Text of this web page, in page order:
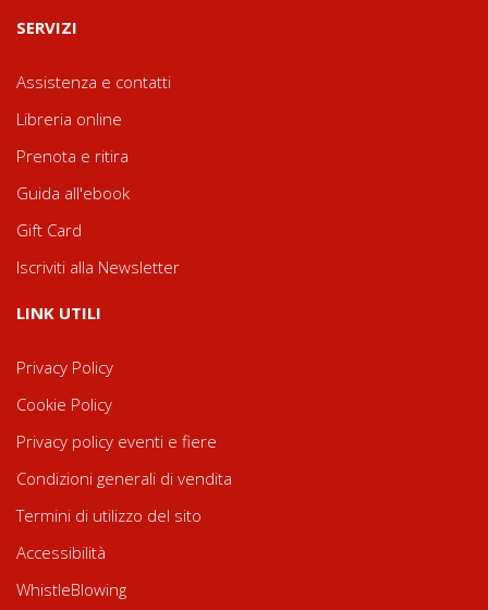
SERVIZI
Assistenza e contatti
Libreria online
Prenota e ritira
Guida all'ebook
Gift Card
Iscriviti alla Newsletter
LINK UTILI
Privacy Policy
Cookie Policy
Privacy policy eventi e fiere
Condizioni generali di vendita
Termini di utilizzo del sito
Accessibilità
WhistleBlowing